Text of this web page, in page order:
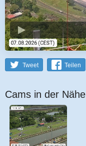
Tweet Teilen
Cams in der Nähe